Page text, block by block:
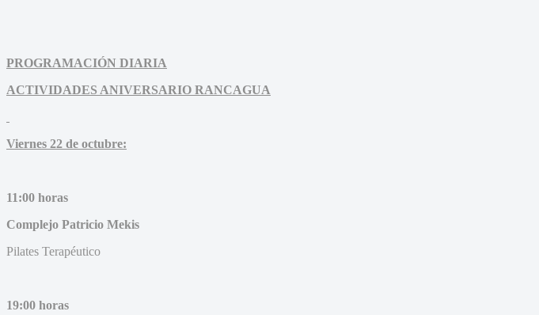
PROGRAMACIÓN DIARIA
ACTIVIDADES ANIVERSARIO RANCAGUA
Viernes 22 de octubre:
11:00 horas
Complejo Patricio Mekis
Pilates Terapéutico
19:00 horas